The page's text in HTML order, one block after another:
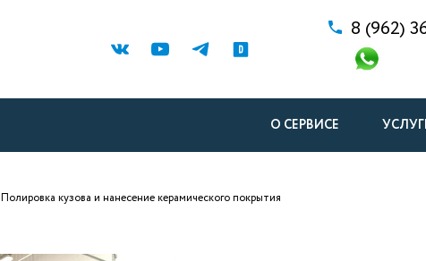
8 (962)
О СЕРВИСЕ
Полировка кузова и нанесение керамического покрытия